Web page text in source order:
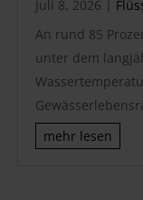
Juli 8, 2026 |
An rund 85
unter dem
mehr lesen